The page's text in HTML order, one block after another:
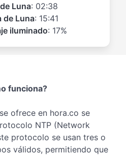
Luna: 02:38
de Luna: 15:41
iluminado: 17%
funciona?
ofrece en hora.co se
NTP (Network
protocolo se usan tres o
válidos, permitiendo que